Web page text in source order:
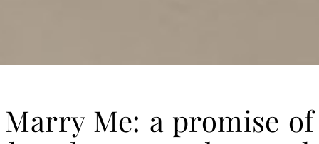
Marry Me: a promise of